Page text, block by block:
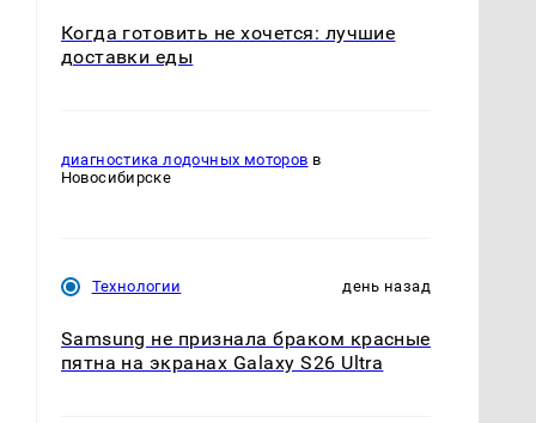
Когда готовить не хочется: лучшие
доставки еды
диагностика лодочных моторов в
Новосибирске
Технологии день назад
Samsung не признала браком красные
пятна на экранах Galaxy S26 Ultra